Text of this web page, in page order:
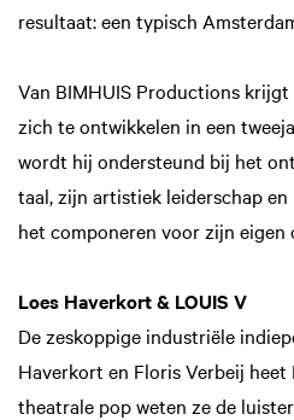
resultaat: een typisch
Van BIMHUIS Productions
zich te ontwikkelen in een
wordt hij ondersteund bij het
taal, zijn artistiek leiderschap
het componeren voor zijn eigen
Loes Haverkort & LOUIS V
De zeskoppige industriële
Haverkort en Floris Verbeij heet
theatrale pop weten ze de